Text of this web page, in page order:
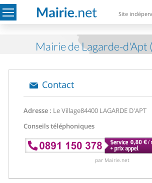
Site
Mairie de Lagarde-
Contact
Adresse : Le Village84400 LAGARDE D'APT
Conseils téléphoniques
par Mairie.net